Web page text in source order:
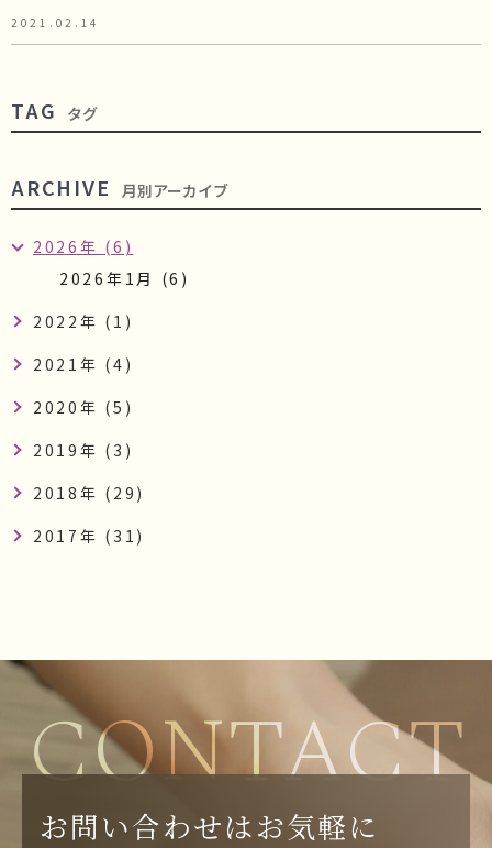
2021.02.14
TAG タグ
ARCHIVE 月別アーカイブ
2026年 (6)
2026年1月 (6)
2022年 (1)
2021年 (4)
2020年 (5)
2019年 (3)
2018年 (29)
2017年 (31)
CONTACT
お問い合わせはお気軽に